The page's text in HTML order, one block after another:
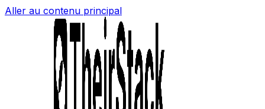
Aller au contenu principal